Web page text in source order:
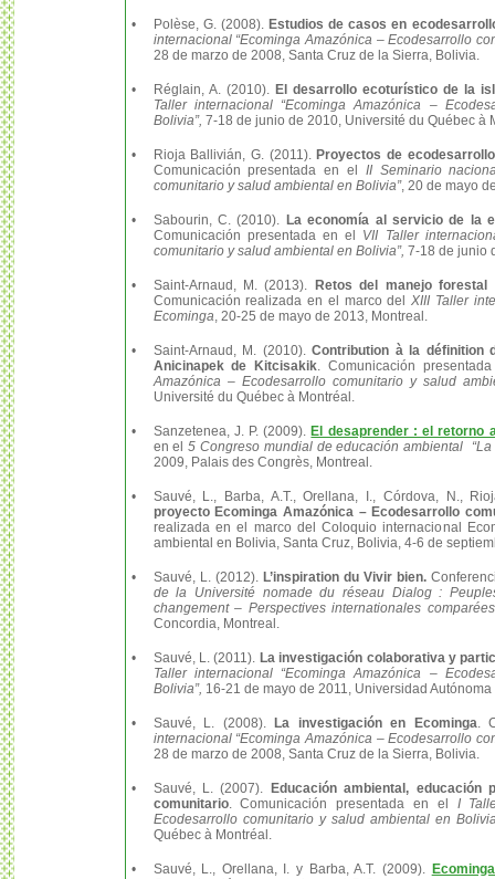
• Polèse, G. (2008). Estudios de casos en
internacional “Ecominga Amazónica – Ecodesarrollo
28 de marzo de 2008, Santa Cruz de la Sierra, Bolivia.
• Réglain, A. (2010). El desarrollo ecoturístico de la
Taller internacional “Ecominga Amazónica –
Bolivia”, 7-18 de junio de 2010, Université du Québec à
• Rioja Ballivián, G. (2011). Proyectos de
Comunicación presentada en el II Seminario
comunitario y salud ambiental en Bolivia”, 20 de mayo
• Sabourin, C. (2010). La economía al servicio de la
Comunicación presentada en el VII Taller
comunitario y salud ambiental en Bolivia”, 7-18 de junio
• Saint-Arnaud, M. (2013).
Retos del manejo
Comunicación realizada en el marco delXIII Taller
Ecominga, 20-25 de mayo de 2013, Montreal.
• Saint-Arnaud, M. (2010).Contribution à la définition
Anicinapek de Kitcisakik. Comunicación
Amazónica – Ecodesarrollo comunitario y salud
Université du Québec à Montréal.
• Sanzetenea, J. P. (2009). El desaprender : el retorno
en el5 Congreso mundial de educación ambiental “La
2009, Palais des Congrès, Montreal.
•
Sauvé, L., Barba, A.T., Orellana, I., Córdova, N.,
proyecto Ecominga Amazónica – Ecodesarrollo
realizada en el marco del Coloquio internacional
ambiental en Bolivia, Santa Cruz, Bolivia, 4-6 de
• Sauvé, L. (2012). L’inspiration du Vivir bien.
de la Université nomade du réseau Dialog :
changement – Perspectives internationales
Concordia, Montreal.
• Sauvé, L. (2011). La investigación colaborativa y
Taller internacional “Ecominga Amazónica –
Bolivia”, 16-21 de mayo de 2011, Universidad
• Sauvé, L. (2008). La investigación en Ecominga.
internacional “Ecominga Amazónica – Ecodesarrollo
28 de marzo de 2008, Santa Cruz de la Sierra, Bolivia.
• Sauvé, L. (2007).
Educación ambiental,
comunitario. Comunicación presentada en el I
Ecodesarrollo comunitario y salud ambiental en
Québec à Montréal.
• Sauvé, L., Orellana, I. y Barba, A.T. (2009).